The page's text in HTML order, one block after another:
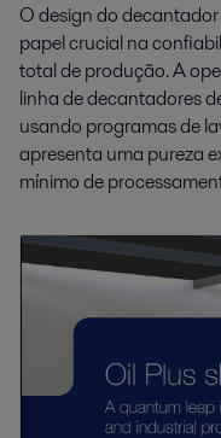
O design do
papel crucial na
total de produção. A
linha de decantadores
usando programas de
apresenta uma pureza
mínimo de